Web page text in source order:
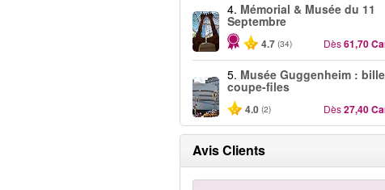
4. Mémorial & Musée du 11
Septembre
4.7 (34) Dès61,70
5. Musée Guggenheim :
coupe-files
4.0 (2) Dès27,40
Avis Clients